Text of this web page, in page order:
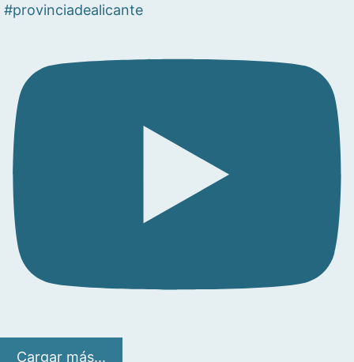
#provinciadealicante
Cargar más...